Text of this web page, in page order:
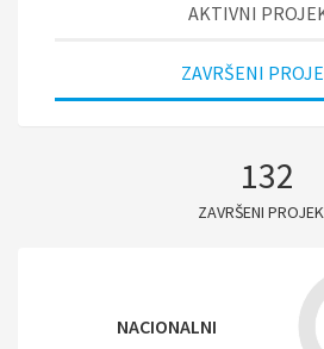
AKTIVNI
ZAVRŠENI
132
ZAVRŠENI
NACIONALNI